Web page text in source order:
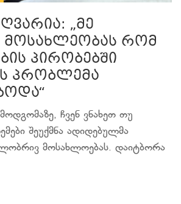
„მე
რომ
პირობებში
პრობლემა
ჩვენ ვნახეთ თუ
შეუქმნა ადიდებულმა
მოსახლოებას. დაიტბორა